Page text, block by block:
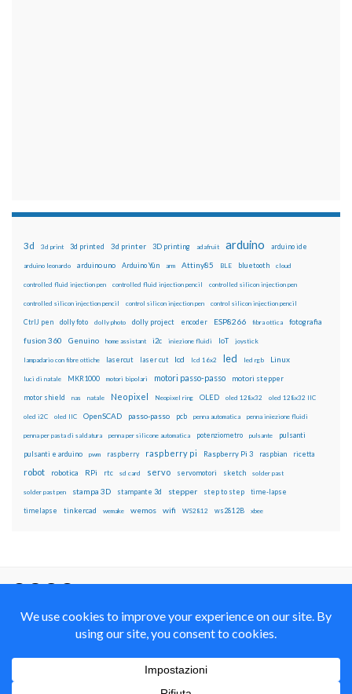
3d 3d print 3d printed 3d printer 3D printing adafruit arduino arduino ide
arduino leonardo arduino uno Arduino Yún arm Attiny85 BLE bluetooth cloud
controlled fluid injection pen controlled fluid injection pencil controlled silicon injection pen
controlled silicon injection pencil control silicon injection pen control silicon injection pencil
CtrlJ pen dolly foto dolly photo dolly project encoder ESP8266 fibra ottica fotografia
fusion 360 Genuino home assistant i2c iniezione fluidi IoT joystick
lampadario con fibre ottiche lasercut laser cut lcd lcd 16x2 led led rgb Linux
luci di natale MKR1000 motori bipolari motori passo-passo motori stepper
motor shield nas natale Neopixel Neopixel ring OLED oled 128x32 oled 128x32 IIC
oled i2C oled IIC OpenSCAD passo-passo pcb penna automatica penna iniezione fluidi
penna per pasta di saldatura penna per silicone automatica potenziometro pulsante pulsanti
pulsanti e arduino pwm raspberry raspberry pi Raspberry Pi 3 raspbian ricetta
robot robotica RPi rtc sd card servo servomotori sketch solder past
solder past pen stampa 3D stampante 3d stepper step to step time-lapse
timelapse tinkercad wemake wemos wifi WS2812 ws2812B xbee
con Licenza
Creative Commons Attribution Non commercial Share
Alike 4.0 International